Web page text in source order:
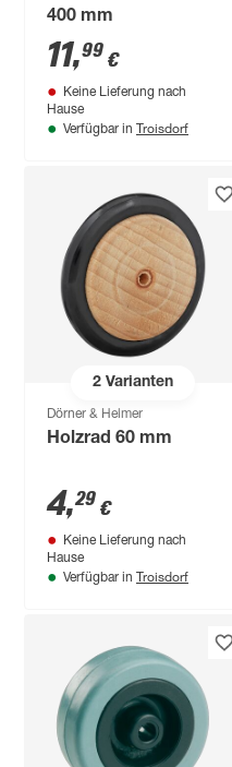
400 mm
11,99 €
Keine Lieferung nach
Hause
Verfügbar in Troisdorf
2Varianten
Dörner & Helmer
Holzrad 60 mm
4,29 €
Keine Lieferung nach
Hause
Verfügbar in Troisdorf